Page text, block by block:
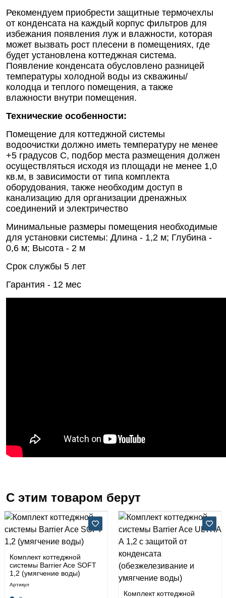
Рекомендуем приобрести защитные термочехлы
от конденсата на каждый корпус фильтров для
избежания появления луж и влажности, которая
может вызвать рост плесени в помещениях, где
будет установлена коттеджная система.
Появление конденсата обусловлено разницей
температуры холодной воды из скважины/
колодца и теплого помещения, а также
влажности внутри помещения.
Технические особенности:
Помещение для коттеджной системы
водоочистки должно иметь температуру не менее
+5 градусов С, подбор места размещения должен
осуществляться исходя из площади не менее 1,0
кв.м, в зависимости от типа комплекта
оборудования, также необходим доступ в
канализацию для организации дренажных
соединений и электричество
Минимальные размеры помещения необходимые
для установки системы: Длина - 1,2 м; Глубина -
0,6 м; Высота - 2 м
Срок службы 5 лет
Гарантия - 12 мес
С этим товаром берут
Комплект коттеджной
системы Barrier Ace SOFT
1,2 (умягчение воды)
Артикул
Комплект коттеджной